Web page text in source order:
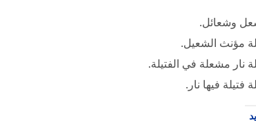
وشعائل.
مؤنث الشعيل.
نار مشعلة في الفتيلة.
فتيلة فيها نار.